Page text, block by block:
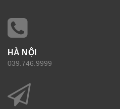
HÀ NỘI
039.746.9999